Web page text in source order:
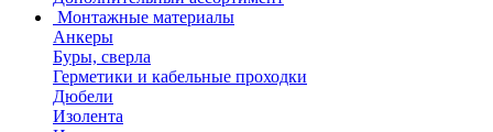
Монтажные материалы
Анкеры
Буры, сверла
Герметики и кабельные проходки
Дюбели
Изолента